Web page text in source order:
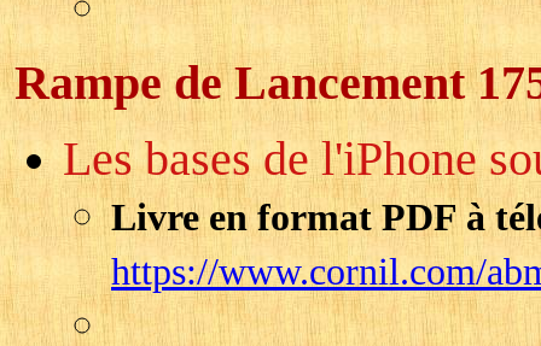
Rampe de Lancement
Les bases de l'iPhone
Livre en format PDF à
https://www.cornil.com/